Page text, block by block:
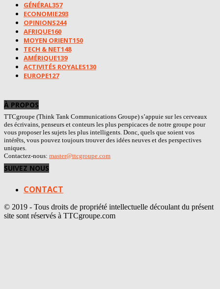
GÉNÉRAL357
ECONOMIE293
OPINIONS244
AFRIQUE160
MOYEN ORIENT150
TECH & NET148
AMÉRIQUE139
ACTIVITÉS ROYALES130
EUROPE127
À PROPOS
TTCgroupe (Think Tank Communications Groupe) s’appuie sur les cerveaux
des écrivains, penseurs et conteurs les plus perspicaces de notre groupe pour
vous proposer les sujets les plus intelligents. Donc, quels que soient vos
intérêts, vous pouvez toujours trouver des idées neuves et des perspectives
uniques.
Contactez-nous: master@ttcgroupe.com
SUIVEZ NOUS
CONTACT
© 2019 - Tous droits de propriété intellectuelle découlant du présent
site sont réservés à TTCgroupe.com